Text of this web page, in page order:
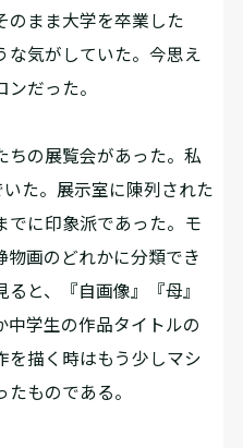
のまま大学を卒業した
な気がしていた。今思え
だった。
の展覧会があった。私
た。展示室に陳列された
でに印象派であった。モ
物画のどれかに分類でき
と、『自画像』『母』
中学生の作品タイトルの
を描く時はもう少しマシ
ものである。